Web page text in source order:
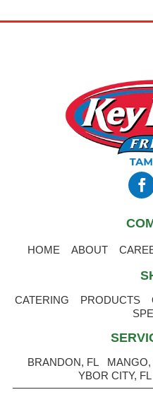
HOME ABOUT
CATERING PRODUCTS
BRANDON, FL MANGO,
YBOR CITY, FL